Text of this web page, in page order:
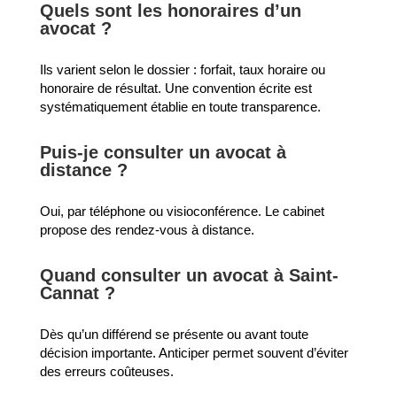
Quels sont les honoraires d’un
avocat ?
Ils varient selon le dossier : forfait, taux horaire ou
honoraire de résultat. Une convention écrite est
systématiquement établie en toute transparence.
Puis-je consulter un avocat à
distance ?
Oui, par téléphone ou visioconférence. Le cabinet
propose des rendez-vous à distance.
Quand consulter un avocat à Saint-
Cannat ?
Dès qu’un différend se présente ou avant toute
décision importante. Anticiper permet souvent d’éviter
des erreurs coûteuses.